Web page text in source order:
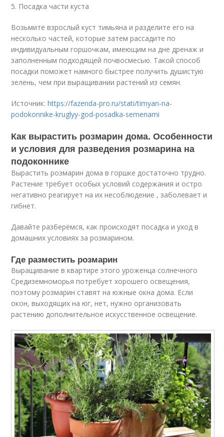
5. Посадка части куста
Возьмите взрослый куст тимьяна и разделите его на
несколько частей, которые затем рассадите по
индивидуальным горшочкам, имеющим на дне дренаж и
заполненным подходящей почвосмесью. Такой способ
посадки поможет намного быстрее получить душистую
зелень, чем при выращивании растений из семян.
Источник:https://fazenda-pro.ru/stati/timyan-na-
podokonnike-kruglyy-god-posadka-semenami
Как вырастить розмарин дома. Особенности
и условия для разведения розмарина на
подоконнике
Вырастить розмарин дома в горшке достаточно трудно.
Растение требует особых условий содержания и остро
негативно реагирует на их несоблюдение , заболевает и
гибнет.
Давайте разберёмся, как происходят посадка и уход в
домашних условиях за розмарином.
Где разместить розмарин
Выращивание в квартире этого уроженца солнечного
Средиземноморья потребует хорошего освещения,
поэтому розмарин ставят на южные окна дома. Если
окон, выходящих на юг, нет, нужно организовать
растению дополнительное искусственное освещение.